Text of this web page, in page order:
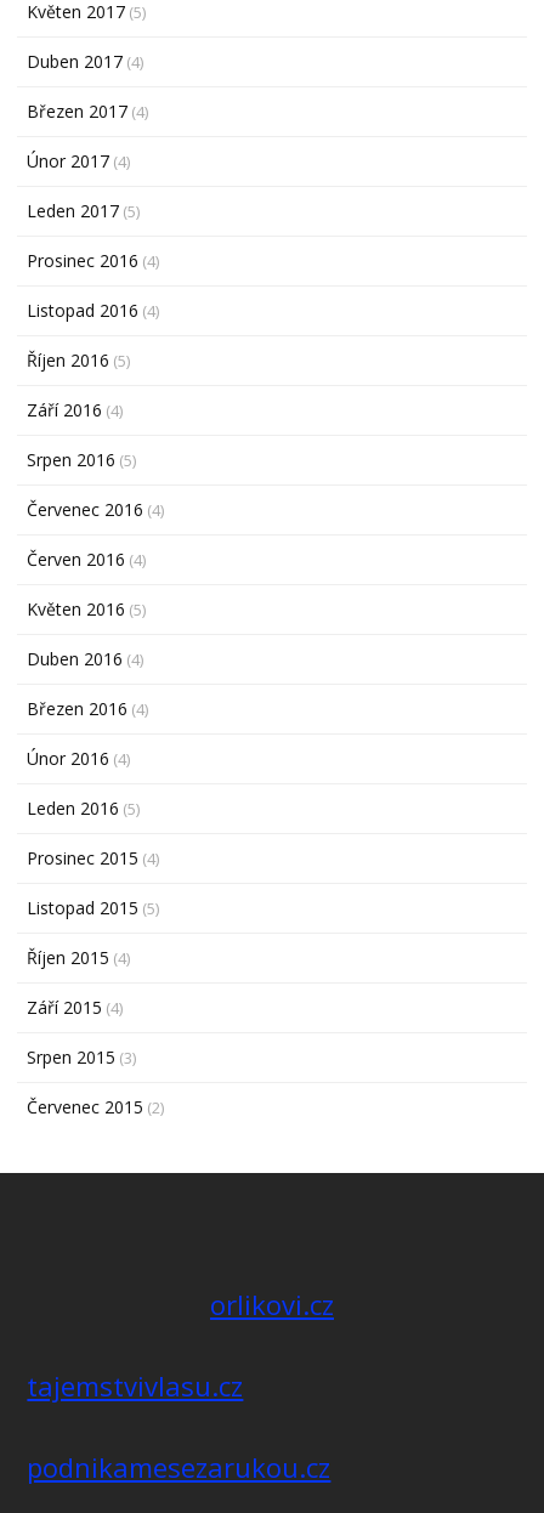
Květen 2017 (5)
Duben 2017 (4)
Březen 2017 (4)
Únor 2017 (4)
Leden 2017 (5)
Prosinec 2016 (4)
Listopad 2016 (4)
Říjen 2016 (5)
Září 2016 (4)
Srpen 2016 (5)
Červenec 2016 (4)
Červen 2016 (4)
Květen 2016 (5)
Duben 2016 (4)
Březen 2016 (4)
Únor 2016 (4)
Leden 2016 (5)
Prosinec 2015 (4)
Listopad 2015 (5)
Říjen 2015 (4)
Září 2015 (4)
Srpen 2015 (3)
Červenec 2015 (2)
orlikovi.cz
tajemstvivlasu.cz
podnikamesezarukou.cz